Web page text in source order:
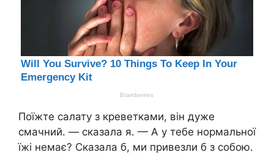
Поїжте салату з креветками, він дуже
смачний. — сказала я. — А у тебе нормальної
їжі немає? Сказала б, ми привезли б з собою.